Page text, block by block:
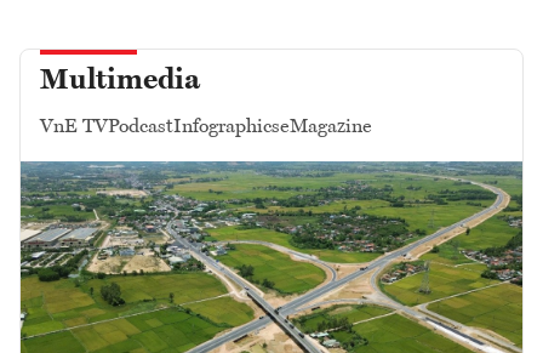
Multimedia
VnE TVPodcastInfographicseMagazine